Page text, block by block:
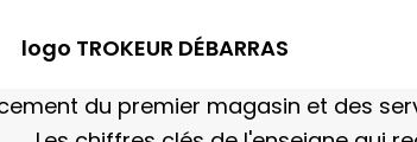
du premier magasin et des